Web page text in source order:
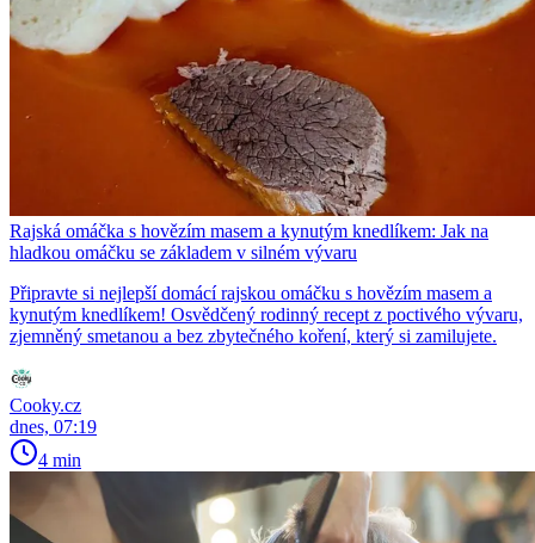
Rajská omáčka s hovězím masem a kynutým knedlíkem: Jak na
hladkou omáčku se základem v silném vývaru
Připravte si nejlepší domácí rajskou omáčku s hovězím masem a
kynutým knedlíkem! Osvědčený rodinný recept z poctivého vývaru,
zjemněný smetanou a bez zbytečného koření, který si zamilujete.
Cooky.cz
dnes, 07:19
4 min